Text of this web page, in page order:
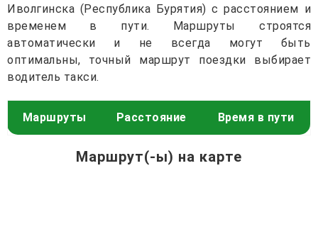
Иволгинска (Республика Бурятия) с расстоянием и
временем в пути. Маршруты строятся
автоматически и не всегда могут быть
оптимальны, точный маршрут поездки выбирает
водитель такси.
Маршруты Расстояние Время в пути
Маршрут(-ы) на карте